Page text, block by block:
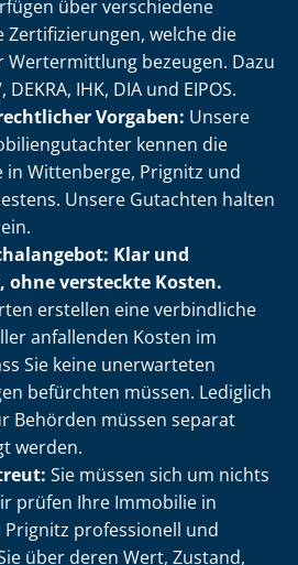
über verschiedene
welche die
Wertermittlung bezeugen. Dazu
IHK, DIA und EIPOS.
Vorgaben: Unsere
kennen die
in Wittenberge, Prignitz und
Unsere Gutachten halten
Klar und
versteckte Kosten.
erstellen eine verbindliche
anfallenden Kosten im
Sie keine unerwarteten
befürchten müssen. Lediglich
Behörden müssen separat
werden.
Sie müssen sich um nichts
prüfen Ihre Immobilie in
professionell und
über deren Wert, Zustand,